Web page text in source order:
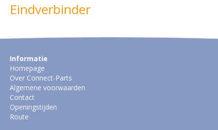
Eindverbinder
Informatie
Homepage
Over Connect-Parts
Algemene voorwaarden
Contact
Openingstijden
Route